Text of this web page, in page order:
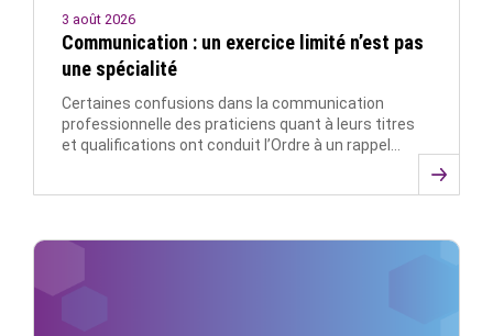
3 août 2026
Communication : un exercice limité n’est pas
une spécialité
Certaines confusions dans la communication
professionnelle des praticiens quant à leurs titres
et qualifications ont conduit l’Ordre à un rappel…